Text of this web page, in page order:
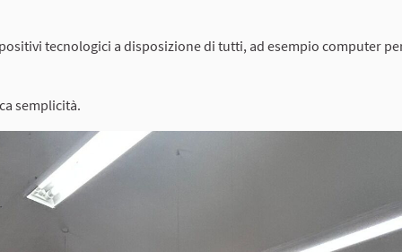
tecnologici a disposizione di tutti, ad esempio computer
semplicità.